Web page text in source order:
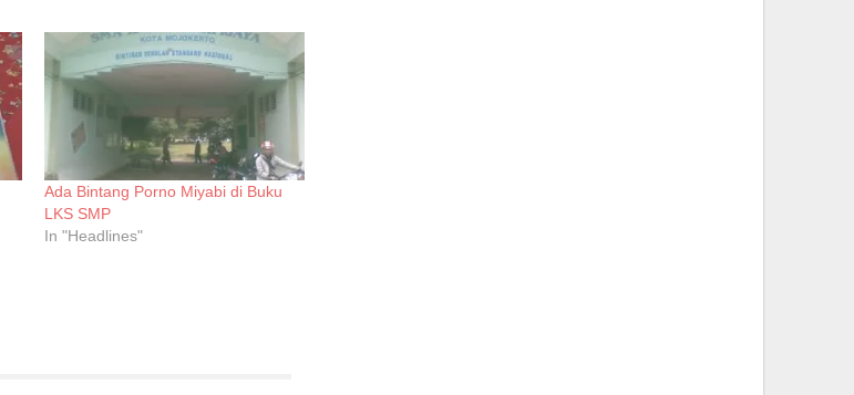
Ada Bintang Porno Miyabi di Buku
LKS SMP
In "Headlines"